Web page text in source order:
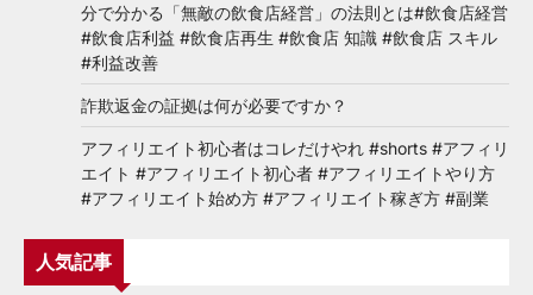
分で分かる「無敵の飲食店経営」の法則とは#飲食店経営
#飲食店利益 #飲食店再生 #飲食店 知識 #飲食店 スキル
#利益改善
詐欺返金の証拠は何が必要ですか？
アフィリエイト初心者はコレだけやれ #shorts #アフィリ
エイト #アフィリエイト初心者 #アフィリエイトやり方
#アフィリエイト始め方 #アフィリエイト稼ぎ方 #副業
人気記事